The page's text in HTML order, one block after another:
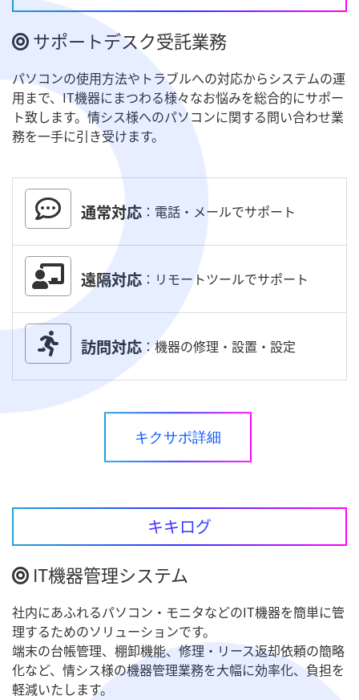
サポートデスク受託業務
パソコンの使用方法やトラブルへの対応からシステムの運
用まで、IT機器にまつわる様々なお悩みを総合的にサポー
ト致します。情シス様へのパソコンに関する問い合わせ業
務を一手に引き受けます。
通常対応 ：電話・メールでサポート
遠隔対応 ：リモートツールでサポート
訪問対応 ：機器の修理・設置・設定
キクサポ詳細
キキログ
IT機器管理システム
社内にあふれるパソコン・モニタなどのIT機器を簡単に管
理するためのソリューションです。
端末の台帳管理、棚卸機能、修理・リース返却依頼の簡略
化など、情シス様の機器管理業務を大幅に効率化、負担を
軽減いたします。